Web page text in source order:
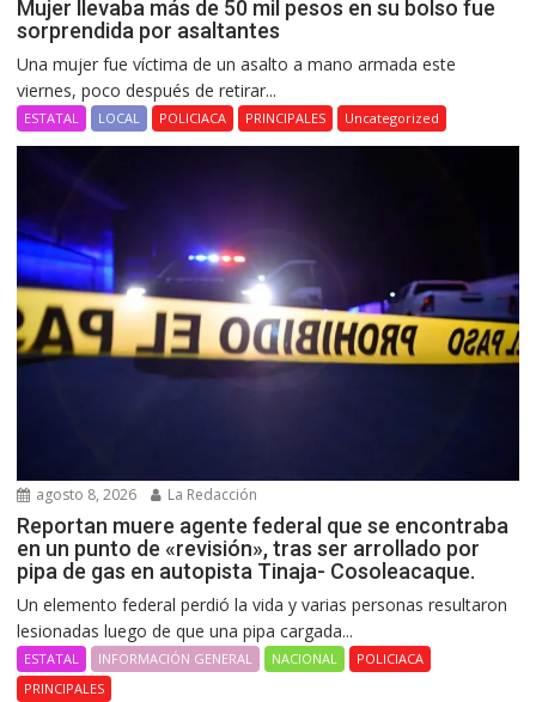
Mujer llevaba más de 50 mil pesos en su bolso fue
sorprendida por asaltantes
Una mujer fue víctima de un asalto a mano armada este
viernes, poco después de retirar...
ESTATAL LOCAL POLICIACA PRINCIPALES Uncategorized
agosto 8, 2026 La Redacción
Reportan muere agente federal que se encontraba
en un punto de «revisión», tras ser arrollado por
pipa de gas en autopista Tinaja- Cosoleacaque.
Un elemento federal perdió la vida y varias personas resultaron
lesionadas luego de que una pipa cargada...
ESTATAL INFORMACIÓN GENERAL NACIONAL
POLICIACA
PRINCIPALES